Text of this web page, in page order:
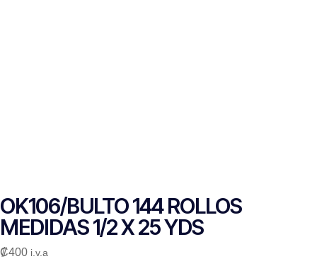
OK106/BULTO 144 ROLLOS
MEDIDAS 1/2 X 25 YDS
₡400 i.v.a